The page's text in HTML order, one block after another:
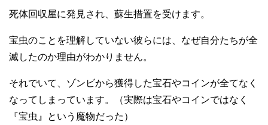
死体回収屋に発見され、蘇生措置を受けます。
宝虫のことを理解していない彼らには、なぜ自分たちが全
滅したのか理由がわかりません。
それでいて、ゾンビから獲得した宝石やコインが全てなく
なってしまっています。（実際は宝石やコインではなく
『宝虫』という魔物だった）